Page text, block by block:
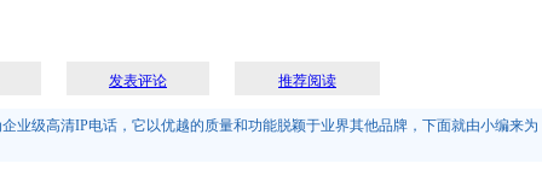
发表评论 推荐阅读
业级高清IP电话，它以优越的质量和功能脱颖于业界其他品牌，下面就由小编来为